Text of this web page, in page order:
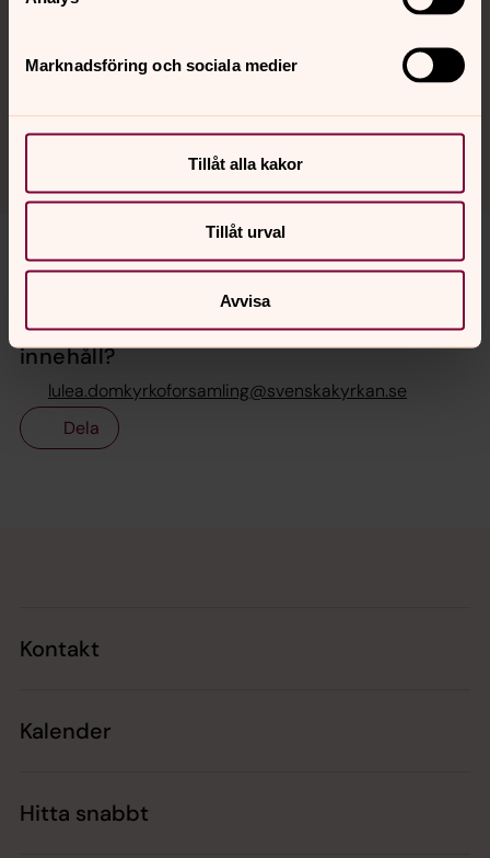
Marknadsföring och sociala medier
Tillåt alla kakor
Tillåt urval
Avvisa
Hör av dig till någon av
. Alla frågor
Här kan du läsa omveckans gudstjänsteri Luleå
Senast ändrad 4 augusti 2026
Synpunkter eller frågor på sidans
innehåll?
lulea.domkyrkoforsamling@svenskakyrkan.se
Dela
Kontakt
Kalender
Hitta snabbt